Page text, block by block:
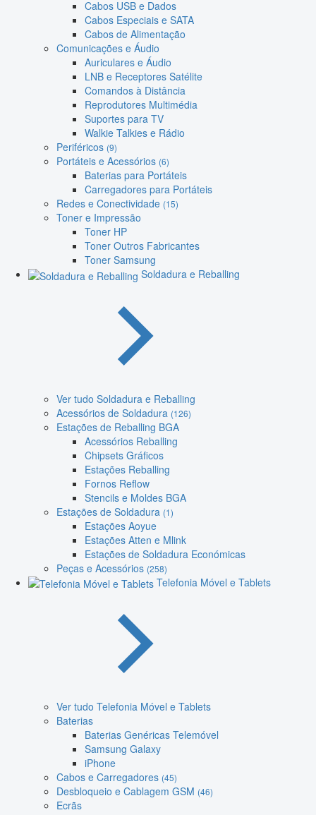
Cabos USB e Dados
Cabos Especiais e SATA
Cabos de Alimentação
Comunicações e Áudio
Auriculares e Áudio
LNB e Receptores Satélite
Comandos à Distância
Reprodutores Multimédia
Suportes para TV
Walkie Talkies e Rádio
Periféricos (9)
Portáteis e Acessórios (6)
Baterias para Portáteis
Carregadores para Portáteis
Redes e Conectividade (15)
Toner e Impressão
Toner HP
Toner Outros Fabricantes
Toner Samsung
Soldadura e Reballing
Ver tudo Soldadura e Reballing
Acessórios de Soldadura (126)
Estações de Reballing BGA
Acessórios Reballing
Chipsets Gráficos
Estações Reballing
Fornos Reflow
Stencils e Moldes BGA
Estações de Soldadura (1)
Estações Aoyue
Estações Atten e Mlink
Estações de Soldadura Económicas
Peças e Acessórios (258)
Telefonia Móvel e Tablets
Ver tudo Telefonia Móvel e Tablets
Baterias
Baterias Genéricas Telemóvel
Samsung Galaxy
iPhone
Cabos e Carregadores (45)
Desbloqueio e Cablagem GSM (46)
Ecrãs